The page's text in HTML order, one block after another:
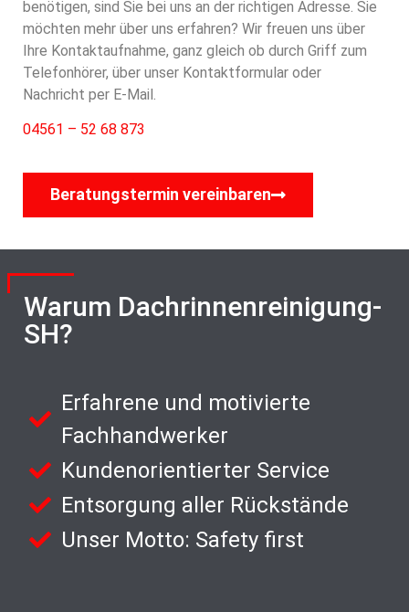
benötigen, sind Sie bei uns an der richtigen Adresse. Sie
möchten mehr über uns erfahren? Wir freuen uns über
Ihre Kontaktaufnahme, ganz gleich ob durch Griff zum
Telefonhörer, über unser Kontaktformular oder
Nachricht per E-Mail.
04561 – 52 68 873
Beratungstermin vereinbaren
Warum Dachrinnenreinigung-
SH?
Erfahrene und motivierte
Fachhandwerker
Kundenorientierter Service
Entsorgung aller Rückstände
Unser Motto: Safety first